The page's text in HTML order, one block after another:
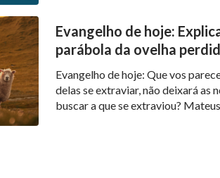
Evangelho de hoje:
parábola da ovelha
Evangelho de hoje: Que vos
delas se extraviar, não deixará as
buscar a que se extraviou?